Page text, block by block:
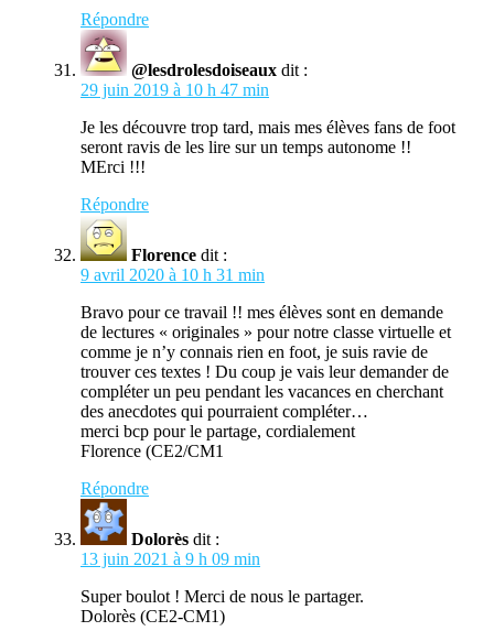
Répondre
@lesdrolesdoiseaux dit :
29 juin 2019 à 10 h 47 min
Je les découvre trop tard, mais mes élèves fans de foot
seront ravis de les lire sur un temps autonome !!
MErci !!!
Répondre
Florence dit :
9 avril 2020 à 10 h 31 min
Bravo pour ce travail !! mes élèves sont en demande
de lectures « originales » pour notre classe virtuelle et
comme je n’y connais rien en foot, je suis ravie de
trouver ces textes ! Du coup je vais leur demander de
compléter un peu pendant les vacances en cherchant
des anecdotes qui pourraient compléter…
merci bcp pour le partage, cordialement
Florence (CE2/CM1
Répondre
Dolorès dit :
13 juin 2021 à 9 h 09 min
Super boulot ! Merci de nous le partager.
Dolorès (CE2-CM1)